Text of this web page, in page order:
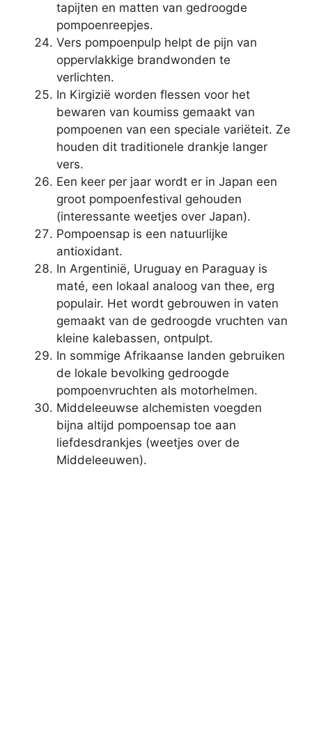
tapijten en matten van gedroogde
pompoenreepjes.
Vers pompoenpulp helpt de pijn van
oppervlakkige brandwonden te
verlichten.
In Kirgizië worden flessen voor het
bewaren van koumiss gemaakt van
pompoenen van een speciale variëteit. Ze
houden dit traditionele drankje langer
vers.
Een keer per jaar wordt er in Japan een
groot pompoenfestival gehouden
(interessante weetjes over Japan).
Pompoensap is een natuurlijke
antioxidant.
In Argentinië, Uruguay en Paraguay is
maté, een lokaal analoog van thee, erg
populair. Het wordt gebrouwen in vaten
gemaakt van de gedroogde vruchten van
kleine kalebassen, ontpulpt.
In sommige Afrikaanse landen gebruiken
de lokale bevolking gedroogde
pompoenvruchten als motorhelmen.
Middeleeuwse alchemisten voegden
bijna altijd pompoensap toe aan
liefdesdrankjes (weetjes over de
Middeleeuwen).